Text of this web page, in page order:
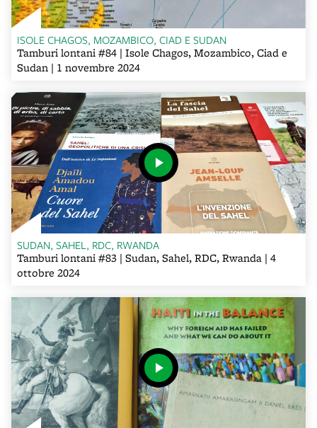
ISOLE CHAGOS, MOZAMBICO, CIAD E SUDAN
Tamburi lontani #84 | Isole Chagos, Mozambico, Ciad e
Sudan | 1 novembre 2024
SUDAN, SAHEL, RDC, RWANDA
Tamburi lontani #83 | Sudan, Sahel, RDC, Rwanda | 4
ottobre 2024